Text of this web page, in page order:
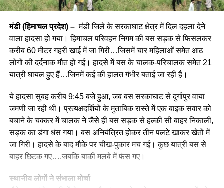
मंडी (हिमाचल प्रदेश) –मंडी जिले के सरकाघाट क्षेत्र में दिल दहला देने
वाला हादसा हो गया। हिमाचल परिवहन निगम की बस सड़क से फिसलकर
करीब 60 मीटर गहरी खाई में जा गिरी…जिसमें चार महिलाओं समेत आठ
लोगों की दर्दनाक मौत हो गई। हादसे में बस के चालक-परिचालक समेत 21
यात्री घायल हुए हैं…जिनमें कई की हालत गंभीर बताई जा रही है।
ये हादसा सुबह करीब 9:45 बजे हुआ, जब बस सरकाघाट से दुर्गापुर वाया
जमणी जा रही थी। प्रत्यक्षदर्शियों के मुताबिक रास्ते में एक बाइक सवार को
बचाने के चक्कर में चालक ने जैसे ही बस सड़क से हल्की सी बाहर निकाली,
सड़क का डंगा धंस गया। बस अनियंत्रित होकर तीन पलटे खाकर खेतों में
जा गिरी। हादसे के बाद मौके पर चीख-पुकार मच गई। कुछ यात्री बस से
बाहर छिटक गए….जबकि बाकी मलबे में फंस गए।
स्थानीय लोगों ने संभाला मोर्चा